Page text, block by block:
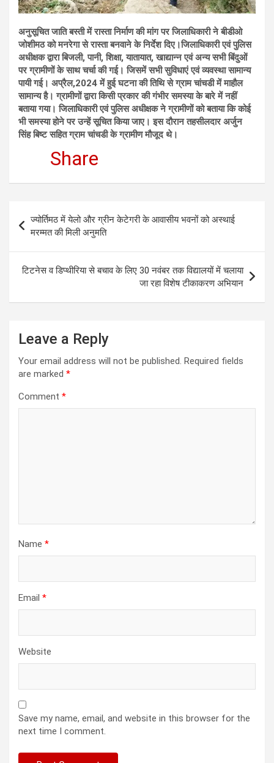
अनुसूचित जाति बस्ती में रास्ता निर्माण की मांग पर जिलाधिकारी ने बीडीओ
जोशीमठ को मनरेगा से रास्ता बनवाने के निर्देश दिए।जिलाधिकारी एवं पुलिस
अधीक्षक द्वारा बिजली, पानी, शिक्षा, यातायात, खाद्यान्न एवं अन्य सभी बिंदुओं
पर ग्रामीणों के साथ चर्चा की गई। जिसमें सभी सुविधाएं एवं व्यवस्था सामान्य
पायी गई। अप्रैल,2024 में हुई घटना की तिथि से ग्राम चांचडी में माहौल
सामान्य है। ग्रामीणों द्वारा किसी प्रकार की गंभीर समस्या के बारे में नहीं
बताया गया। जिलाधिकारी एवं पुलिस अधीक्षक ने ग्रामीणों को बताया कि कोई
भी समस्या होने पर उन्हें सूचित किया जाए। इस दौरान तहसीलदार अर्जुन
सिंह बिष्ट सहित ग्राम चांचडी के ग्रामीण मौजूद थे।
Share
Post
navigation
ज्योर्तिमठ में येलो और ग्रीन केटेगरी के आवासीय भवनों को अस्थाई
मरम्मत की मिली अनुमति
टिटनेस व डिप्थीरिया से बचाव के लिए 30 नवंबर तक विद्यालयों में चलाया
जा रहा विशेष टीकाकरण अभियान
Leave a Reply
Your email address will not be published. Required fields
are marked *
Comment *
Name *
Email *
Website
Save my name, email, and website in this browser for the
next time I comment.